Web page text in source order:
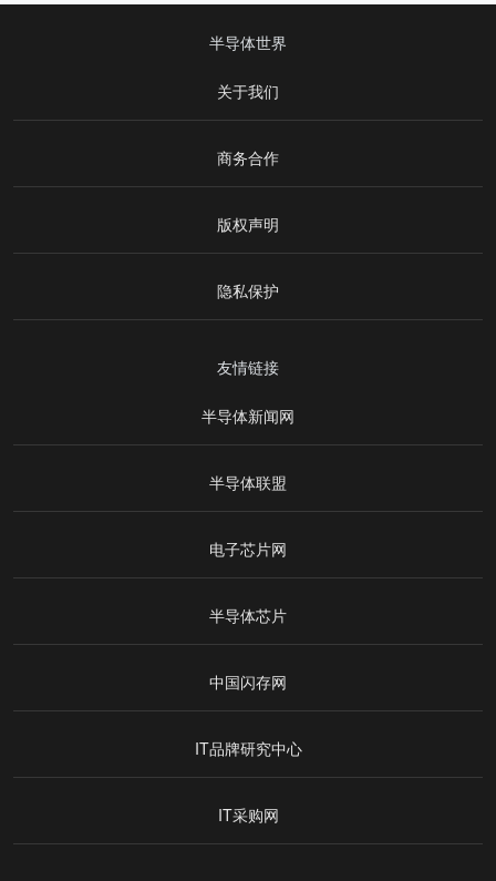
半导体世界
关于我们
商务合作
版权声明
隐私保护
友情链接
半导体新闻网
半导体联盟
电子芯片网
半导体芯片
中国闪存网
IT品牌研究中心
IT采购网